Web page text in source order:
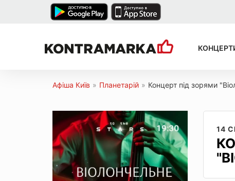
Афіша Київ » Планетарій » Концерт під зорями
14